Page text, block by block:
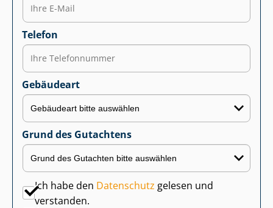
Telefon
Gebäudeart
Grund des Gutachtens
Ich habe den Datenschutz gelesen und
verstanden.